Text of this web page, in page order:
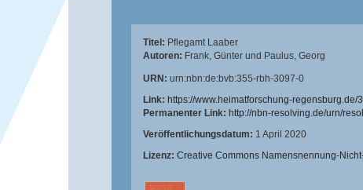
Titel: Pflegamt Laaber
Autoren: Frank, Günter und Paulus, Georg
URN: urn:nbn:de:bvb:355-rbh-3097-0
Link: https://www.heimatforschung-regensburg.de/
Permanenter Link: http://nbn-resolving.de/urn/
Veröffentlichungsdatum: 1 April 2020
Lizenz: Creative Commons Namensnennung-